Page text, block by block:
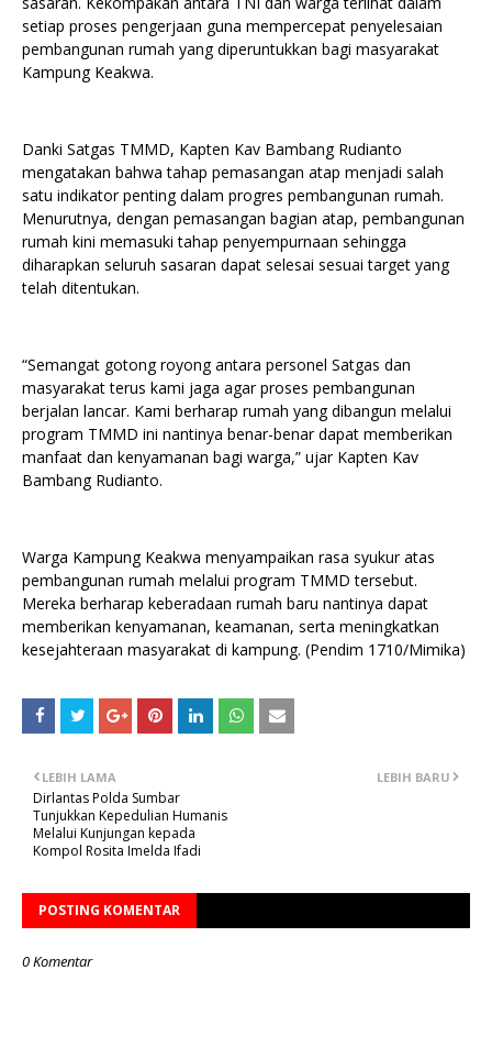
setiap proses pengerjaan guna mempercepat penyelesaian
pembangunan rumah yang diperuntukkan bagi masyarakat
Kampung Keakwa.
Danki Satgas TMMD, Kapten Kav Bambang Rudianto
mengatakan bahwa tahap pemasangan atap menjadi salah
satu indikator penting dalam progres pembangunan rumah.
Menurutnya, dengan pemasangan bagian atap, pembangunan
rumah kini memasuki tahap penyempurnaan sehingga
diharapkan seluruh sasaran dapat selesai sesuai target yang
telah ditentukan.
“Semangat gotong royong antara personel Satgas dan
masyarakat terus kami jaga agar proses pembangunan
berjalan lancar. Kami berharap rumah yang dibangun melalui
program TMMD ini nantinya benar-benar dapat memberikan
manfaat dan kenyamanan bagi warga,” ujar Kapten Kav
Bambang Rudianto.
Warga Kampung Keakwa menyampaikan rasa syukur atas
pembangunan rumah melalui program TMMD tersebut.
Mereka berharap keberadaan rumah baru nantinya dapat
memberikan kenyamanan, keamanan, serta meningkatkan
kesejahteraan masyarakat di kampung. (Pendim 1710/Mimika)
LEBIH BARU
LEBIH LAMA
Dirlantas Polda Sumbar
Tunjukkan Kepedulian Humanis
Melalui Kunjungan kepada
Kompol Rosita Imelda Ifadi
POSTING KOMENTAR
0 Komentar